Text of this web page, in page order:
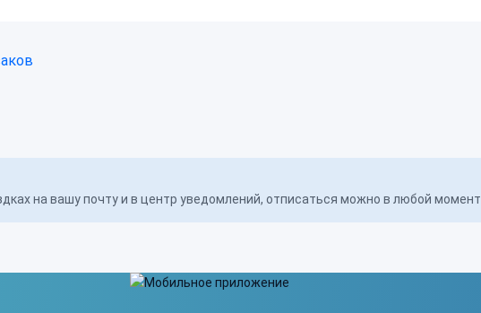
на вашу почту и в центр уведомлений, отписаться можно в любой момент